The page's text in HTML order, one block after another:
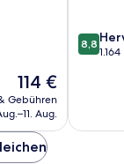
Der
Preis
beträgt
114 €
Gebühren
Aug.
8.8
von
8,8